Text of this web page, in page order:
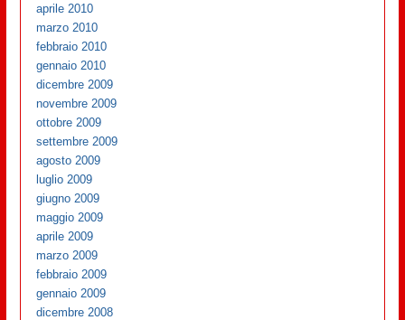
aprile 2010
marzo 2010
febbraio 2010
gennaio 2010
dicembre 2009
novembre 2009
ottobre 2009
settembre 2009
agosto 2009
luglio 2009
giugno 2009
maggio 2009
aprile 2009
marzo 2009
febbraio 2009
gennaio 2009
dicembre 2008